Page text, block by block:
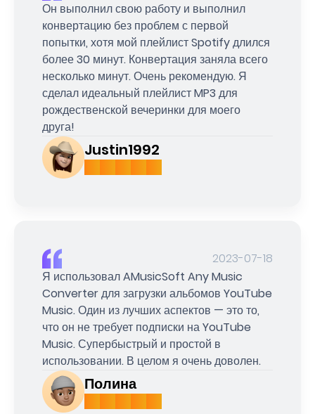
Он выполнил свою работу и выполнил
конвертацию без проблем с первой
попытки, хотя мой плейлист Spotify длился
более 30 минут. Конвертация заняла всего
несколько минут. Очень рекомендую. Я
сделал идеальный плейлист MP3 для
рождественской вечеринки для моего
друга!
Justin1992
2023-07-18
Я использовал AMusicSoft Any Music
Converter для загрузки альбомов YouTube
Music. Один из лучших аспектов — это то,
что он не требует подписки на YouTube
Music. Супербыстрый и простой в
использовании. В целом я очень доволен.
Полина